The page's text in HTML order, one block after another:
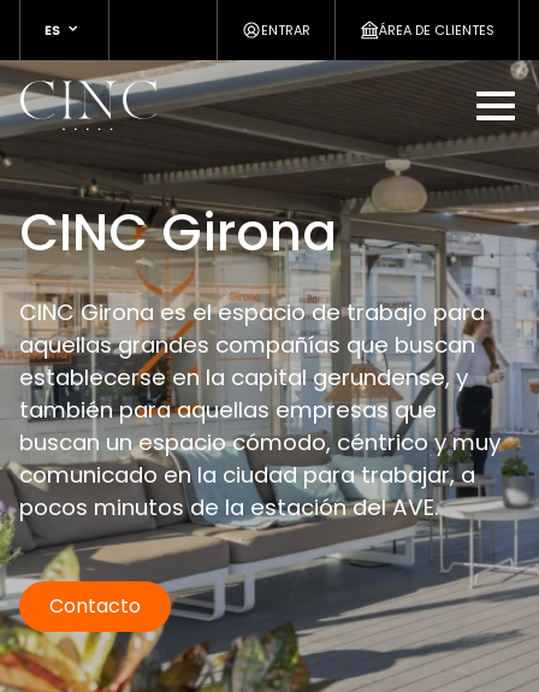
ES ENTRAR ÁREA DE CLIENTES
CINC Girona
CINC Girona es el espacio de trabajo para
aquellas grandes compañías que buscan
establecerse en la capital gerundense, y
también para aquellas empresas que
buscan un espacio cómodo, céntrico y muy
comunicado en la ciudad para trabajar, a
pocos minutos de la estación del AVE.
Contacto